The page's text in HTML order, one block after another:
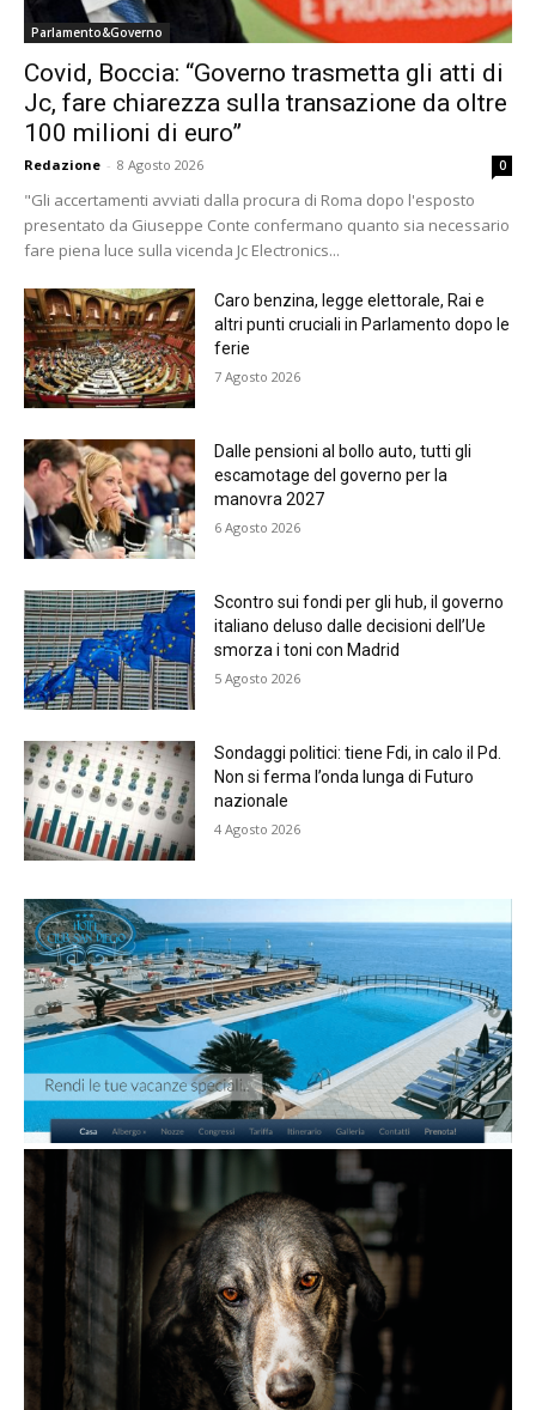
Parlamento&Governo
Covid, Boccia: “Governo trasmetta gli atti di
Jc, fare chiarezza sulla transazione da oltre
100 milioni di euro”
Redazione - 8 Agosto 2026 0
"Gli accertamenti avviati dalla procura di Roma dopo l'esposto
presentato da Giuseppe Conte confermano quanto sia necessario
fare piena luce sulla vicenda Jc Electronics...
Caro benzina, legge elettorale, Rai e
altri punti cruciali in Parlamento dopo le
ferie
7 Agosto 2026
Dalle pensioni al bollo auto, tutti gli
escamotage del governo per la
manovra 2027
6 Agosto 2026
Scontro sui fondi per gli hub, il governo
italiano deluso dalle decisioni dell’Ue
smorza i toni con Madrid
5 Agosto 2026
Sondaggi politici: tiene Fdi, in calo il Pd.
Non si ferma l’onda lunga di Futuro
nazionale
4 Agosto 2026